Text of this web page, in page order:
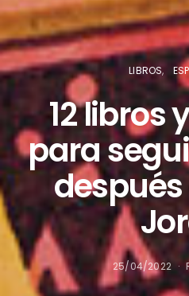
LIBROS
12 libros
para
25/04/2022